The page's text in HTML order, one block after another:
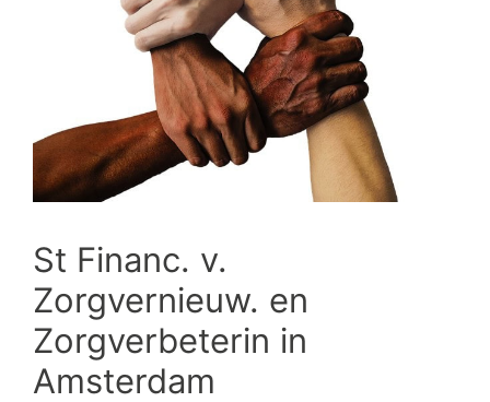
St Financ. v.
Zorgvernieuw. en
Zorgverbeterin in
Amsterdam